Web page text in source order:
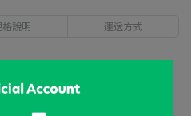
格說明 運送方式
，進一步增強芳香、亮度和